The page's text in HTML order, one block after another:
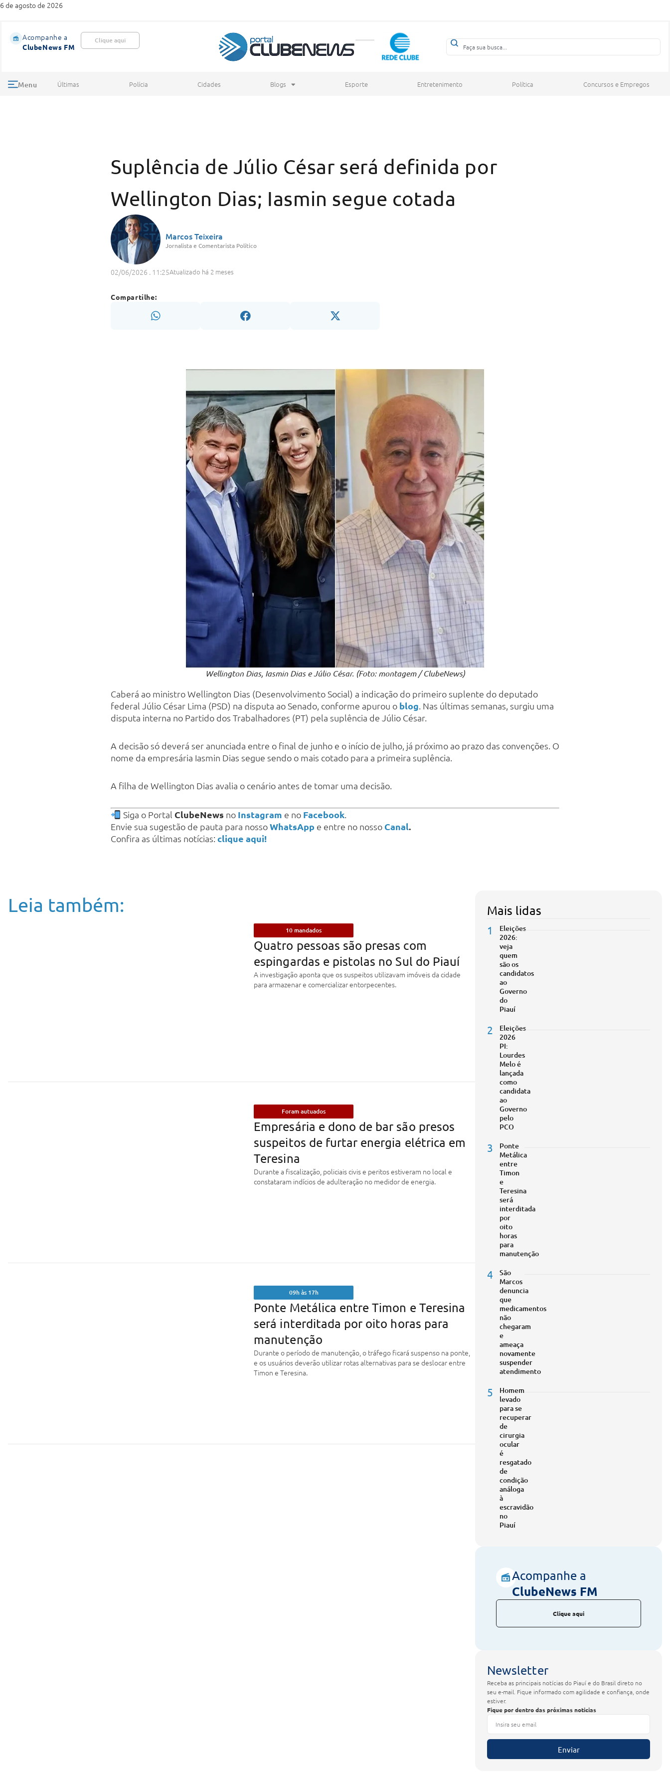
6 de agosto de 2026
Acompanhe a
ClubeNews FM
Clique aqui
Menu Últimas Polícia Cidades Blogs Esporte Entretenimento Política Concursos e Empregos
Suplência de Júlio César será definida por
Wellington Dias; Iasmin segue cotada
Marcos Teixeira
Jornalista e Comentarista Político
02/06/2026 . 11:25Atualizado há 2 meses
Compartilhe:
Wellington Dias, Iasmin Dias e Júlio César. (Foto: montagem / ClubeNews)
Caberá ao ministro Wellington Dias (Desenvolvimento Social) a indicação do primeiro suplente do deputado
federal Júlio César Lima (PSD) na disputa ao Senado, conforme apurou o blog. Nas últimas semanas, surgiu uma
disputa interna no Partido dos Trabalhadores (PT) pela suplência de Júlio César.
A decisão só deverá ser anunciada entre o final de junho e o início de julho, já próximo ao prazo das convenções. O
nome da empresária Iasmin Dias segue sendo o mais cotado para a primeira suplência.
A filha de Wellington Dias avalia o cenário antes de tomar uma decisão.
Siga o Portal ClubeNews no Instagram e no Facebook.
Envie sua sugestão de pauta para nossoWhatsApp e entre no nosso Canal.
Confira as últimas notícias: clique aqui!
Leia também:
10 mandados
Quatro pessoas são presas com
espingardas e pistolas no Sul do Piauí
A investigação aponta que os suspeitos utilizavam imóveis da cidade
para armazenar e comercializar entorpecentes.
Foram autuados
Empresária e dono de bar são presos
suspeitos de furtar energia elétrica em
Teresina
Durante a fiscalização, policiais civis e peritos estiveram no local e
constataram indícios de adulteração no medidor de energia.
09h às 17h
Ponte Metálica entre Timon e Teresina
será interditada por oito horas para
manutenção
Durante o período de manutenção, o tráfego ficará suspenso na ponte,
e os usuários deverão utilizar rotas alternativas para se deslocar entre
Timon e Teresina.
Mais lidas
1
Eleições
2026:
veja
quem
são os
candidatos
ao
Governo
do
Piauí
2
Eleições
2026
PI:
Lourdes
Melo é
lançada
como
candidata
ao
Governo
pelo
PCO
3
Ponte
Metálica
entre
Timon
e
Teresina
será
interditada
por
oito
horas
para
manutenção
4
São
Marcos
denuncia
que
medicamentos
não
chegaram
e
ameaça
novamente
suspender
atendimento
5
Homem
levado
para se
recuperar
de
cirurgia
ocular
é
resgatado
de
condição
análoga
à
escravidão
no
Piauí
Acompanhe a
ClubeNews FM
Clique aqui
Newsletter
Receba as principais notícias do Piauí e do Brasil direto no
seu e-mail. Fique informado com agilidade e confiança, onde
estiver.
Fique por dentro das próximas noticias
Enviar